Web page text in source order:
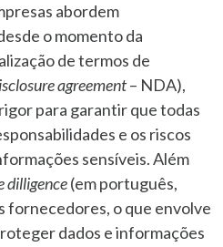
abordem
o momento da
de termos de
agreement– NDA),
para garantir que todas
e os riscos
sensíveis. Além
dilligence(em português,
fornecedores, o que envolve
dados e informações